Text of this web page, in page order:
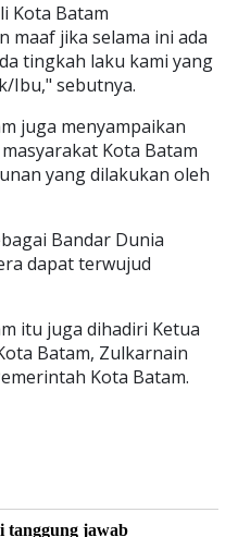
Kota Batam
maaf jika selama ini ada
tingkah laku kami yang
Ibu," sebutnya.
juga menyampaikan
Kota Batam
yang dilakukan oleh
Bandar Dunia
dapat terwujud
itu juga dihadiri Ketua
Batam, Zulkarnain
Kota Batam.
tanggung jawab